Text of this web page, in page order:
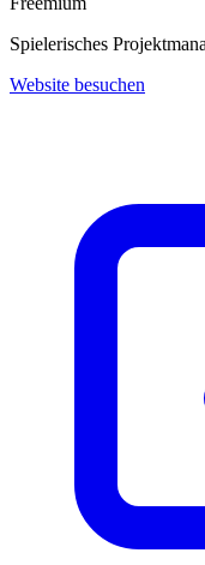
Spielerisches
Website besuchen